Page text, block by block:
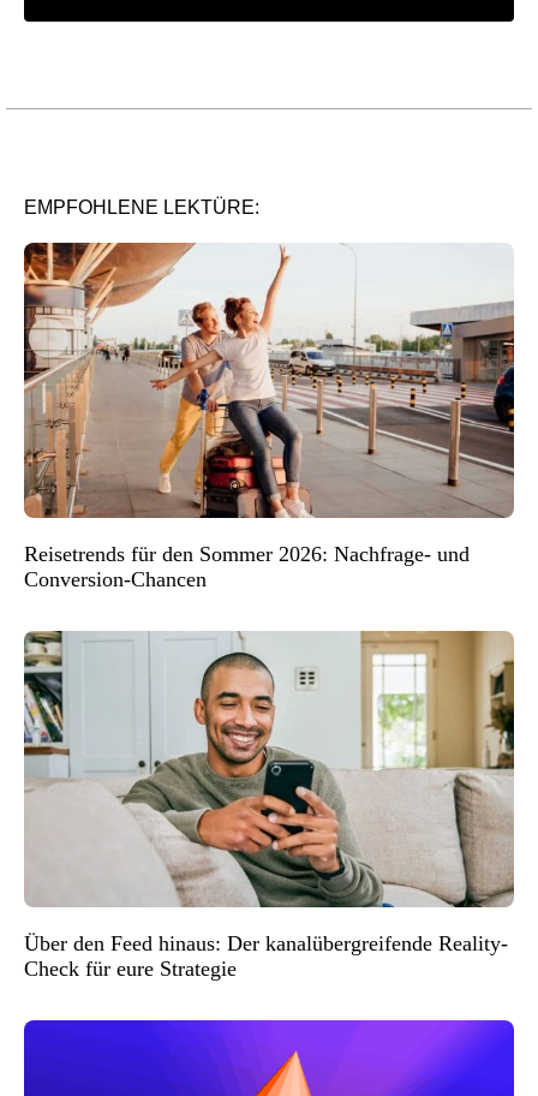
EMPFOHLENE LEKTÜRE:
Reisetrends für den Sommer 2026: Nachfrage- und
Conversion-Chancen
Über den Feed hinaus: Der kanalübergreifende Reality-
Check für eure Strategie